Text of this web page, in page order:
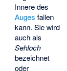
Innere des
Auges fallen
kann. Sie wird
auch als
Sehloch
bezeichnet
oder